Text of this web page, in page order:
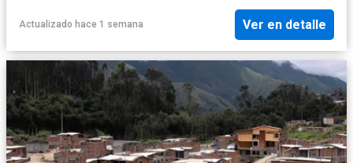
Actualizado hace 1 semana Ver en detalle